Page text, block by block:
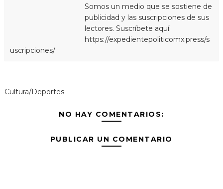
Somos un medio que se sostiene de
publicidad y las suscripciones de sus
lectores. Suscríbete aquí:
https://expedientepoliticomx.press/s
uscripciones/
Cultura/Deportes
NO HAY COMENTARIOS:
PUBLICAR UN COMENTARIO